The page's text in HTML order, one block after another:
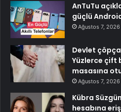
AnTuTu
güçlü
Ağustos 7, 2026
Devlet
Yüzlerce çift
masasına
Ağustos 7, 2026
Kübra
hesabına